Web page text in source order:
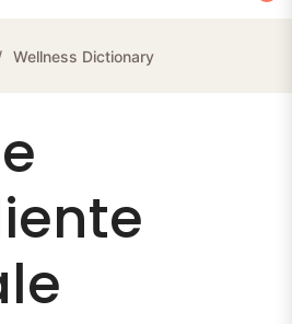
Wellness Dictionary